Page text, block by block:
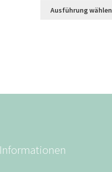
Ausführung wählen
Informationen